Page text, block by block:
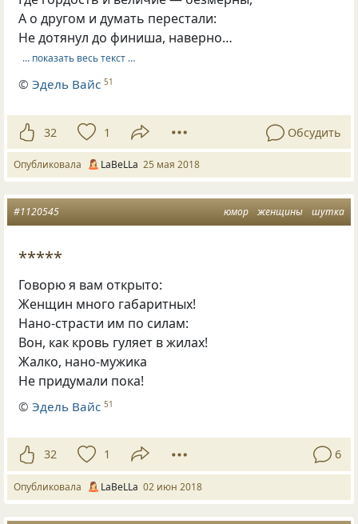
А о другом и думать перестали:
Не дотянул до финиша, наверно…
… показать весь текст …
©Эдель Вайс 51
32 1 Обсудить
Опубликовала LaBeLLa 25 мая 2018
юмор женщины шутка
#1120545
*****
Говорю я вам открыто:
Женщин много габаритных!
Нано-страсти им по силам:
Вон, как кровь гуляет в жилах!
Жалко, нано-мужика
Не придумали пока!
©Эдель Вайс 51
32 1 6
Опубликовала LaBeLLa 02 июн 2018